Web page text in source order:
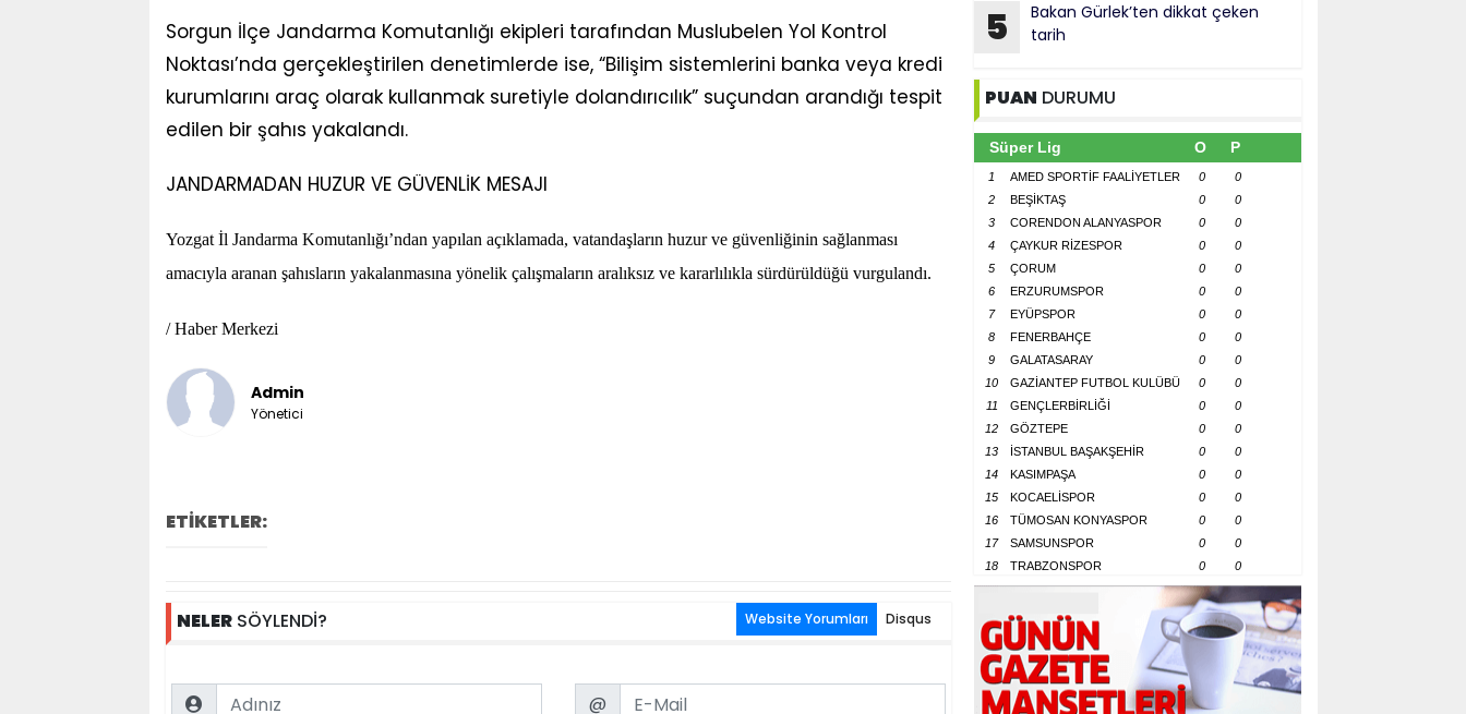
Sorgun İlçe Jandarma Komutanlığı ekipleri tarafından Muslubelen Yol Kontrol
Noktası’nda gerçekleştirilen denetimlerde ise, “Bilişim sistemlerini banka veya kredi
kurumlarını araç olarak kullanmak suretiyle dolandırıcılık” suçundan arandığı tespit
edilen bir şahıs yakalandı.
JANDARMADAN HUZUR VE GÜVENLİK MESAJI
Yozgat İl Jandarma Komutanlığı’ndan yapılan açıklamada, vatandaşların huzur ve güvenliğinin sağlanması
amacıyla aranan şahısların yakalanmasına yönelik çalışmaların aralıksız ve kararlılıkla sürdürüldüğü vurgulandı.
/ Haber Merkezi
Admin
Yönetici
ETİKETLER:
NELERSÖYLENDİ? Website Yorumları Disqus
Name Email
@
5
Bakan Gürlek’ten dikkat çeken
tarih
PUAN DURUMU
Süper Lig O P
1 AMED SPORTİF FAALİYETLER 0
0
2
BEŞİKTAŞ 0
0
3
CORENDON ALANYASPOR 0
0
4
ÇAYKUR RİZESPOR 0
0
5
ÇORUM 0
0
6
ERZURUMSPOR 0
0
7
EYÜPSPOR 0
0
8
FENERBAHÇE 0
0
9
GALATASARAY 0
0
10
GAZİANTEP FUTBOL KULÜBÜ 0
0
11
GENÇLERBİRLİĞİ 0
0
12
GÖZTEPE 0
0
13
İSTANBUL BAŞAKŞEHİR 0
0
14
KASIMPAŞA 0
0
15
KOCAELİSPOR 0
0
16
TÜMOSAN KONYASPOR 0
0
17
SAMSUNSPOR 0
0
18
TRABZONSPOR 0 0